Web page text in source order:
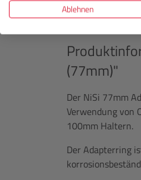
Beschreibung
(77mm)"
Der NiSi 77mm
Verwendung von
100mm Haltern.
Der Adapterring
Ablehnen